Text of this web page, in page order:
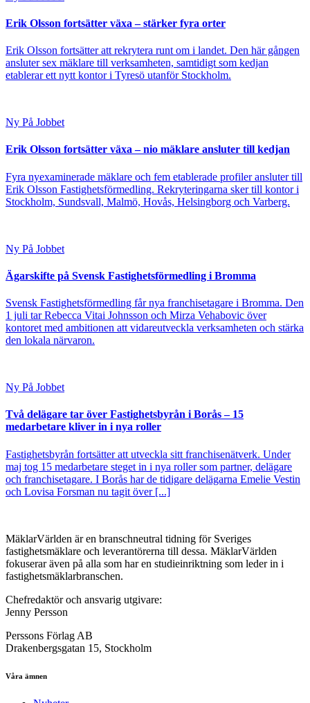
Erik Olsson fortsätter växa – stärker fyra orter
Erik Olsson fortsätter att rekrytera runt om i landet. Den här gången
ansluter sex mäklare till verksamheten, samtidigt som kedjan
etablerar ett nytt kontor i Tyresö utanför Stockholm.
Ny På Jobbet
Erik Olsson fortsätter växa – nio mäklare ansluter till kedjan
Fyra nyexaminerade mäklare och fem etablerade profiler ansluter till
Erik Olsson Fastighetsförmedling. Rekryteringarna sker till kontor i
Stockholm, Sundsvall, Malmö, Hovås, Helsingborg och Varberg.
Ny På Jobbet
Ägarskifte på Svensk Fastighetsförmedling i Bromma
Svensk Fastighetsförmedling får nya franchisetagare i Bromma. Den
1 juli tar Rebecca Vitai Johnsson och Mirza Vehabovic över
kontoret med ambitionen att vidareutveckla verksamheten och stärka
den lokala närvaron.
Ny På Jobbet
Två delägare tar över Fastighetsbyrån i Borås – 15
medarbetare kliver in i nya roller
Fastighetsbyrån fortsätter att utveckla sitt franchisenätverk. Under
maj tog 15 medarbetare steget in i nya roller som partner, delägare
och franchisetagare. I Borås har de tidigare delägarna Emelie Vestin
och Lovisa Forsman nu tagit över [...]
MäklarVärlden är en branschneutral tidning för Sveriges
fastighetsmäklare och leverantörerna till dessa. MäklarVärlden
fokuserar även på alla som har en studieinriktning som leder in i
fastighetsmäklarbranschen.
Chefredaktör och ansvarig utgivare:
Jenny Persson
Perssons Förlag AB
Drakenbergsgatan 15, Stockholm
Våra ämnen